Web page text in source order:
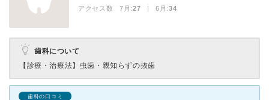
アクセス数 7月:27 | 6月:34
歯科について
【診療・治療法】 虫歯・親知らずの抜歯
歯科の口コミ